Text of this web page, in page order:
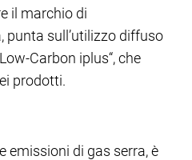
il marchio di
punta sull’utilizzo diffuso
Carbon iplus“, che
prodotti.
emissioni di gas serra, è